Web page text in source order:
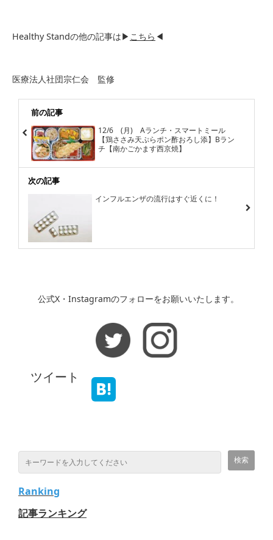
Healthy Standの他の記事は▶ こちら ◀
医療法人社団宗仁会 監修
前の記事
12/6 (月) Aランチ・スマートミール
【鶏ささみ天ぷらポン酢おろし添】Bラン
チ【南かごかます西京焼】
次の記事
インフルエンザの流行はすぐ近くに！
公式X・Instagramのフォローをお願いいたします。
ツイート
Ranking
記事ランキング